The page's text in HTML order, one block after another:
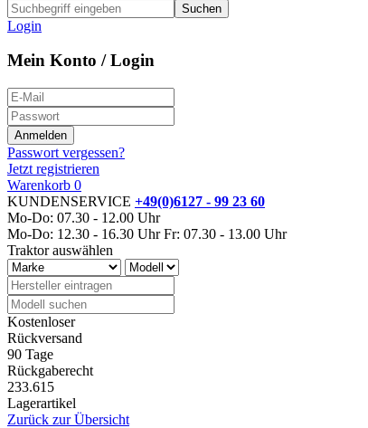
Suchen
Login
Mein Konto / Login
Passwort vergessen?
Jetzt registrieren
Warenkorb 0
KUNDENSERVICE +49(0)6127 - 99 23 60
Mo-Do: 07.30 - 12.00 Uhr
Mo-Do: 12.30 - 16.30 Uhr Fr: 07.30 - 13.00 Uhr
Traktor auswählen
Kostenloser
Rückversand
90 Tage
Rückgaberecht
233.615
Lagerartikel
Zurück zur Übersicht